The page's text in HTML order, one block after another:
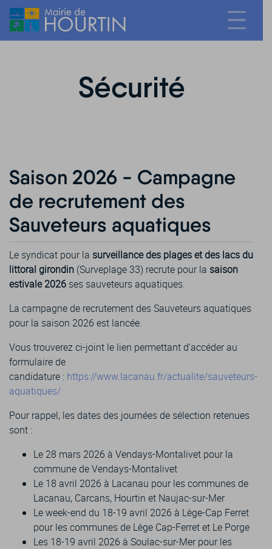
Sécurité
Saison 2026 - Campagne
de recrutement des
Sauveteurs aquatiques
Le syndicat pour la surveillance des plages et des lacs du
littoral girondin (Surveplage 33) recrute pour la saison
estivale 2026 ses sauveteurs aquatiques.
La campagne de recrutement des Sauveteurs aquatiques
pour la saison 2026 est lancée.
Vous trouverez ci-joint le lien permettant d’accéder au
formulaire de
candidature : https://www.lacanau.fr/actualite/sauveteurs-
aquatiques/
Pour rappel, les dates des journées de sélection retenues
sont :
Le 28 mars 2026 à Vendays-Montalivet pour la
commune de Vendays-Montalivet
Le 18 avril 2026 à Lacanau pour les communes de
Lacanau, Carcans, Hourtin et Naujac-sur-Mer
Le week-end du 18-19 avril 2026 à Lège-Cap Ferret
pour les communes de Lège Cap-Ferret et Le Porge
Les 18-19 avril 2026 à Soulac-sur-Mer pour les